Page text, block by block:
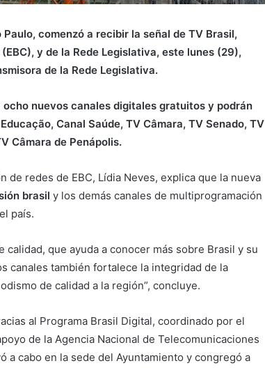
comenzó a recibir la señal de TV Brasil,
y de la Rede Legislativa, este lunes (29),
​​de la Rede Legislativa.
nuevos canales digitales gratuitos y podrán
Canal Saúde, TV Câmara, TV Senado, TV
Câmara de Penápolis.
redes de EBC, Lídia Neves, explica que la nueva
brasil y los demás canales de multiprogramación
país.
que ayuda a conocer más sobre Brasil y su
canales también fortalece la integridad de la
de calidad a la región”, concluye.
al Programa Brasil Digital, coordinado por el
de la Agencia Nacional de Telecomunicaciones
a cabo en la sede del Ayuntamiento y congregó a